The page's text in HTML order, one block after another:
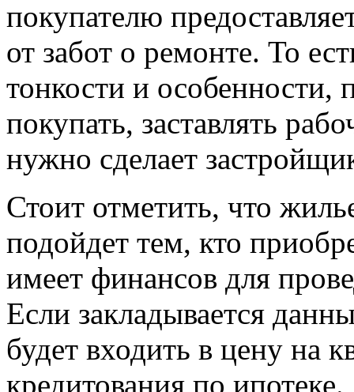
покупателю
от забот о ремонте. То
тонкости и особенности,
покупать, заставлять
нужно сделает
Стоит отметить, что
подойдет тем, кто
имеет финансов для
Если закладывается
будет входить в цену на
кредитования по ипотеке.